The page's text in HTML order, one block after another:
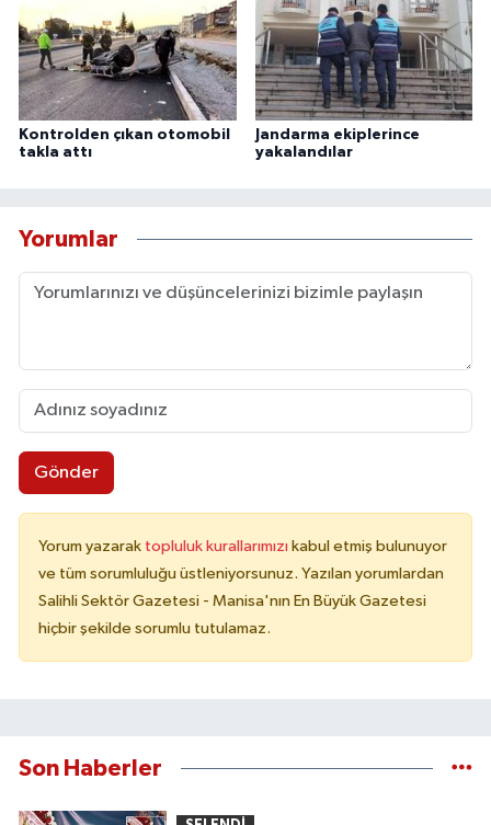
Kontrolden çıkan otomobil
takla attı
Jandarma ekiplerince
yakalandılar
Yorumlar
Gönder
Yorum yazarak topluluk kurallarımızı kabul etmiş bulunuyor
ve tüm sorumluluğu üstleniyorsunuz. Yazılan yorumlardan
Salihli Sektör Gazetesi - Manisa'nın En Büyük Gazetesi
hiçbir şekilde sorumlu tutulamaz.
Son Haberler